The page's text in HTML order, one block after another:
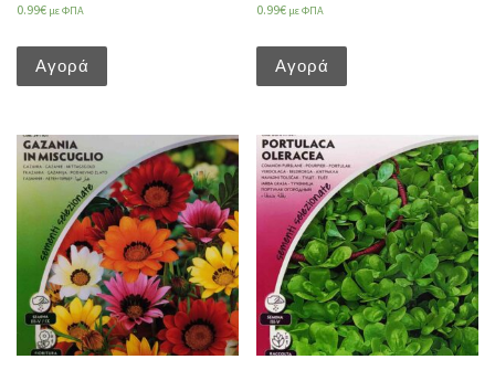
0.99€ με ΦΠΑ
Αγορά
0.99€ με ΦΠΑ
Αγορά